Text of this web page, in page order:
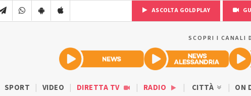
ASCOLTA GOLDPLAY
SCOPRI I CANALI
SPORT VIDEO DIRETTA TV RADIO CITTÀ ON